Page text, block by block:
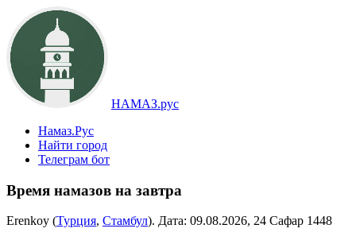
НАМАЗ.рус
Намаз.Рус
Найти город
Телеграм бот
Время намазов на завтра
Erenkoy (Турция, Стамбул). Дата: 09.08.2026, 24 Сафар 1448